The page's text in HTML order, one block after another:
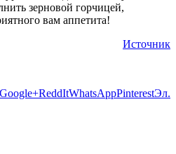
зерновой горчицей,
вам аппетита!
Источник
Google+ReddItWhatsAppPinterestЭл.